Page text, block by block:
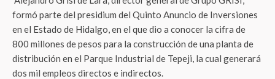
formó parte del presidium del Quinto Anuncio de Inversiones
en el Estado de Hidalgo, en el que dio a conocer la cifra de
800 millones de pesos para la construcción de una planta de
distribución en el Parque Industrial de Tepeji, la cual generará
dos mil empleos directos e indirectos.